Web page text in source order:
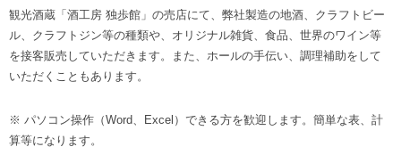
観光酒蔵「酒工房 独歩館」の売店にて、弊社製造の地酒、クラフトビー
ル、クラフトジン等の種類や、オリジナル雑貨、食品、世界のワイン等
を接客販売していただきます。また、ホールの手伝い、調理補助をして
いただくこともあります。
※ パソコン操作（Word、Excel）できる方を歓迎します。簡単な表、計
算等になります。